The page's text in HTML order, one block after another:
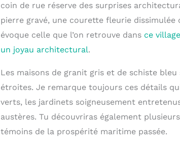
coin de rue réserve des surprises
pierre gravé, une courette fleurie dissimulée
évoque celle que l’on retrouve dans ce
un joyau architectural.
Les maisons de granit gris et de schiste
étroites. Je remarque toujours ces détails
verts, les jardinets soigneusement
austères. Tu découvriras également
témoins de la prospérité maritime passée.